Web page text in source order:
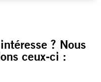
? Nous
ceux-ci :